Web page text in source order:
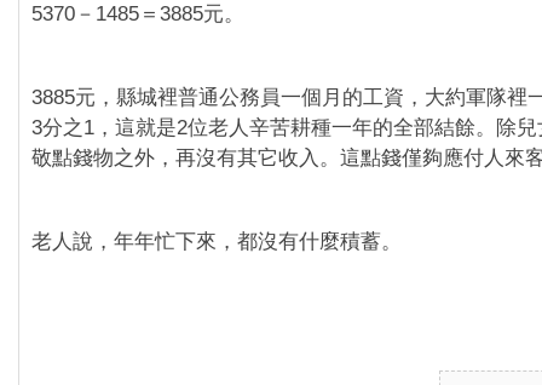
5370－1485＝3885元。
3885元，縣城裡普通公務員一個月的工資，大約軍隊裡
3分之1，這就是2位老人辛苦耕種一年的全部結餘。除
敬點錢物之外，再沒有其它收入。這點錢僅夠應付人來
老人說，年年忙下來，都沒有什麼積蓄。